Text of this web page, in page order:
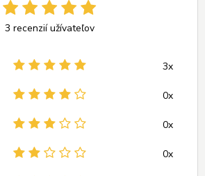
3 recenzií užívateľov
3x
0x
0x
0x